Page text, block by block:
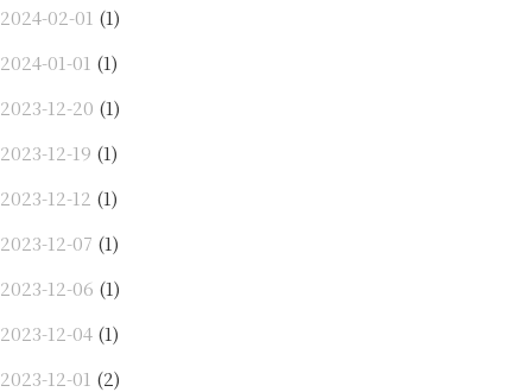
2024-02-01 (1)
2024-01-01 (1)
2023-12-20 (1)
2023-12-19 (1)
2023-12-12 (1)
2023-12-07 (1)
2023-12-06 (1)
2023-12-04 (1)
2023-12-01 (2)